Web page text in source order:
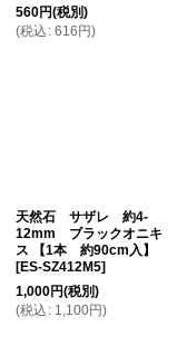
560円(税別)
(税込 : 616 円)
天然石 サザレ 約4-
12mm ブラックオニキ
ス 【1本 約90cm入】
[ES-SZ412M5]
1,000円(税別)
(税込 : 1,100円)